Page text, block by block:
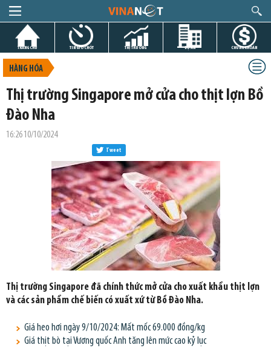
TRANG CHỦ TIN GIỜ CHÓT THỊ TRƯỜNG DỰ ÁN CHỨNG KHOÁN
HÀNG HÓA
Thị trường Singapore mở cửa cho thịt lợn Bồ
Đào Nha
16:26 10/10/2024
Tweet
Thị trường Singapore đã chính thức mở cửa cho xuất khẩu thịt lợn
và các sản phẩm chế biến có xuất xứ từ Bồ Đào Nha.
Giá heo hơi ngày 9/10/2024: Mất mốc 69.000 đồng/kg
Giá thịt bò tại Vương quốc Anh tăng lên mức cao kỷ lục